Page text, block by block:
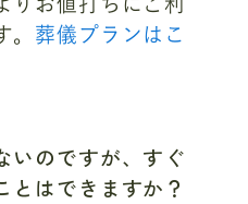
。 葬儀プランはこ
いのですが、すぐ
とはできますか？